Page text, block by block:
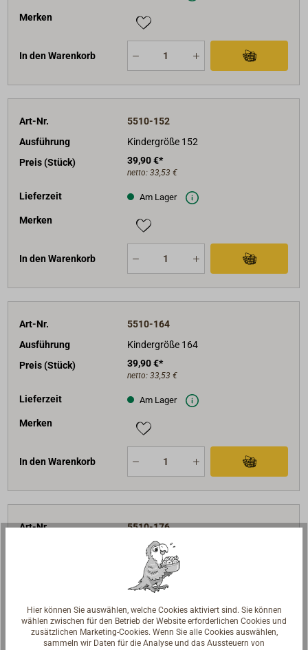
Merken
In den Warenkorb
Art-Nr.
5510-152
Ausführung
Kindergröße 152
Preis (Stück)
39,90 €*
netto: 33,53 €
Lieferzeit Am Lager
Merken
In den Warenkorb
Art-Nr.
5510-164
Ausführung
Kindergröße 164
Preis (Stück)
39,90 €*
netto: 33,53 €
Lieferzeit Am Lager
Merken
In den Warenkorb
Art-Nr.
5510-176
Kindergröße 176
39,90 €*
netto:33,53 €
Merken
Hier können Sie auswählen, welche Cookies aktiviert sind. Sie können
wählen zwischen für den Betrieb der Website erforderlichen Cookies und
zusätzlichen Marketing-Cookies. Wenn Sie alle Cookies auswählen,
sammeln wir Daten für die Analyse und das Aussteuern von